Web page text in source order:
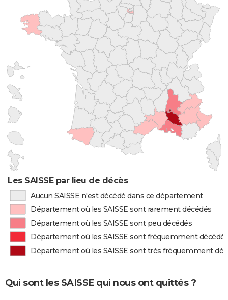
Les SAISSE par lieu de décès
Aucun SAISSE n'est décédé dans ce département
Département où les SAISSE sont rarement décédés
Département où les SAISSE sont peu décédés
Département où les SAISSE sont fréquemment
Département où les SAISSE sont très fréquemment
Qui sont les SAISSE qui nous ont quittés ?